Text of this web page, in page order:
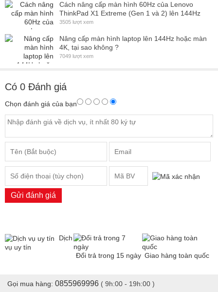
Cách nâng cấp màn hình 60Hz của Lenovo
ThinkPad X1 Extreme (Gen 1 và 2) lên 144Hz
3505 lượt xem
Nâng cấp màn hình laptop lên 144Hz hoặc màn
4K, tại sao không ?
7049 lượt xem
Có 0 Đánh giá
Chọn đánh giá của bạn
Gửi đánh giá
Dịch
vụ uy tín
Đổi trả trong 15 ngày Giao hàng toàn quốc
Gọi mua hàng: 0855969996 ( 9h:00 - 19h:00 )